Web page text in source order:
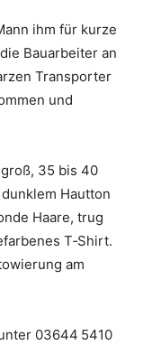
ihm für kurze
Bauarbeiter an
Transporter
und
35 bis 40
Hautton
Haare, trug
T‑Shirt.
am
03644 5410